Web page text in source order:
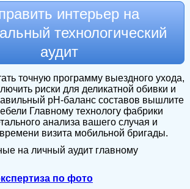
интерьер на
технологический
аудит
точную программу выездного ухода,
риски для деликатной обивки и
pH-баланс составов вышлите
Главному технологу фабрики
анализа вашего случая и
визита мобильной бригады.
на личный аудит главному
по фото